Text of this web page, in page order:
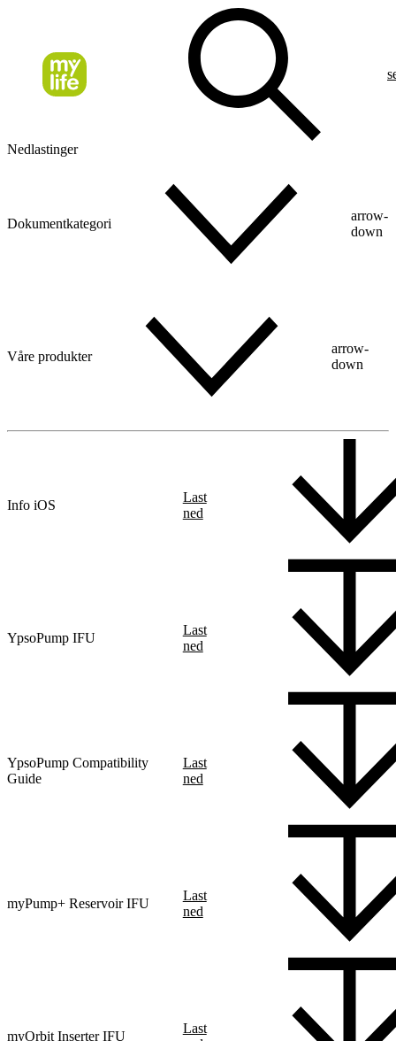
Nedlastinger
Dokumentkategori
arrow-
down
Våre produkter
arrow-
down
Info iOS
Last
ned
YpsoPump IFU
Last
ned
YpsoPump Compatibility
Guide
Last
ned
myPump+ Reservoir IFU
Last
ned
myOrbit Inserter IFU
Last